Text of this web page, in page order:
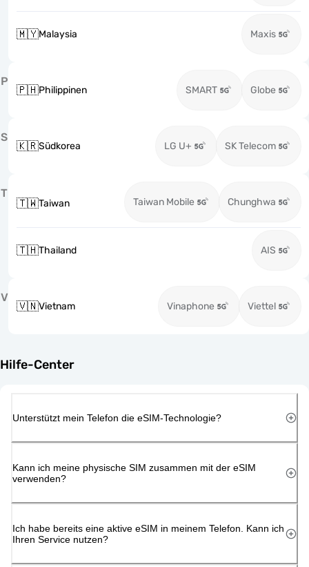
🇲🇾Malaysia Maxis
P
🇵🇭Philippinen SMART Globe
S
🇰🇷Südkorea LG U+ SK Telecom
T
🇹🇼Taiwan Taiwan Mobile Chunghwa
🇹🇭Thailand AIS
V
🇻🇳Vietnam Vinaphone Viettel
Hilfe-Center
Unterstützt mein Telefon die eSIM-Technologie?
Kann ich meine physische SIM zusammen mit der eSIM
verwenden?
Ich habe bereits eine aktive eSIM in meinem Telefon. Kann ich
Ihren Service nutzen?